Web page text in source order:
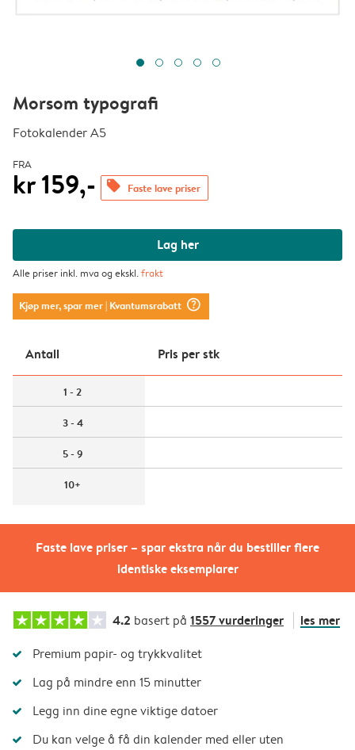
Faste lave priser – spar ekstra når du bestiller flere
identiske eksemplarer
Morsom typografi
Fotokalender A5
FRA
kr 159,- offers Faste lave priser
Lag her
Alle priser inkl. mva og ekskl.frakt
Kjøp mer, spar mer| Kvantumsrabatt question_mark_circle
Antall Pris per stk
1 - 2
3 - 4
5 - 9
10+
4.2 basert på 1557 vurderinger les mer
Premium papir- og trykkvalitet
Lag på mindre enn 15 minutter
Legg inn dine egne viktige datoer
Du kan velge å få din kalender med eller uten